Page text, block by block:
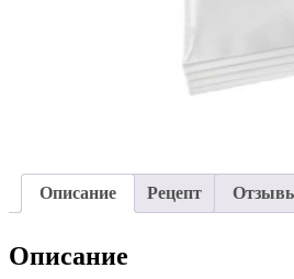
Описание Рецепт
Описание